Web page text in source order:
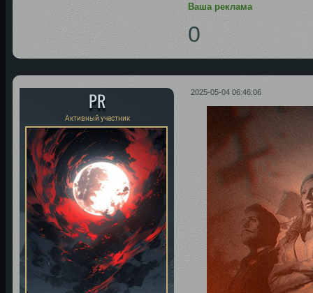
Ваша реклама
0
2025-05-04 06:46:06
PR
Активный участник